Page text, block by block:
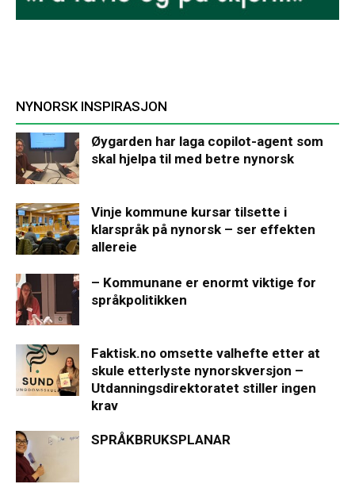
NYNORSK INSPIRASJON
Øygarden har laga copilot-agent som
skal hjelpa til med betre nynorsk
Vinje kommune kursar tilsette i
klarspråk på nynorsk – ser effekten
allereie
– Kommunane er enormt viktige for
språkpolitikken
Faktisk.no omsette valhefte etter at
skule etterlyste nynorskversjon –
Utdanningsdirektoratet stiller ingen
krav
SPRÅKBRUKSPLANAR